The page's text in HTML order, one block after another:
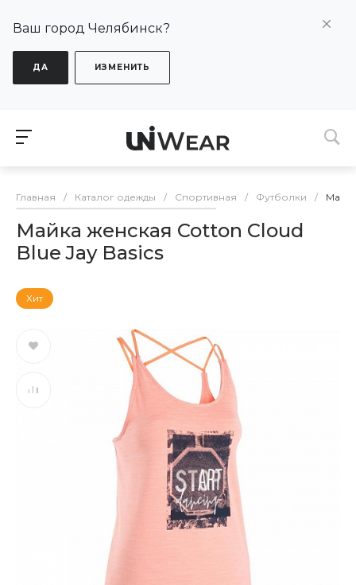
Ваш город Челябинск?
ДА ИЗМЕНИТЬ
Главная / Каталог одежды / Спортивная / Футболки /
Майка женская Cotton Cloud
Blue Jay Basics
Хит